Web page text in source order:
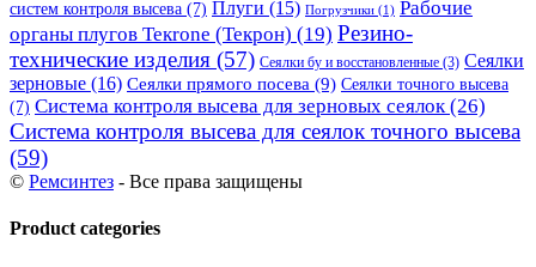
систем контроля высева (7) Плуги (15) Погрузчики (1) Рабочие
органы плугов Текrоne (Текрон) (19) Резино-
технические изделия (57) Сеялки бу и восстановленные (3) Сеялки
зерновые (16) Сеялки прямого посева (9) Сеялки точного высева
(7) Система контроля высева для зерновых сеялок(26)
Система контроля высева для сеялок точного высева
(59)
© Ремсинтез - Все права защищены
Product categories